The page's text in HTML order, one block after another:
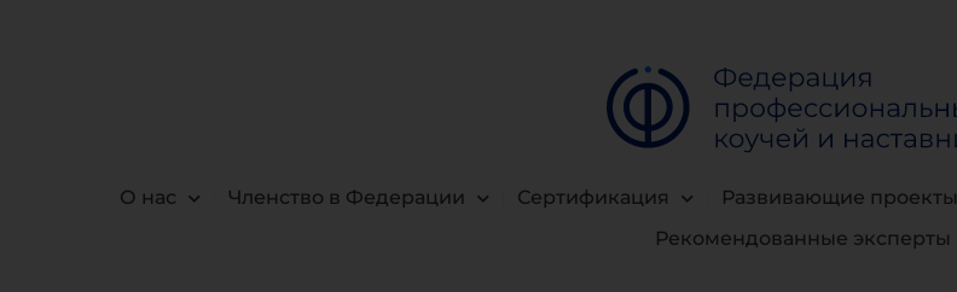
О нас Членство в Федерации Сертификация Развивающие проекты
Рекомендованные эксперты